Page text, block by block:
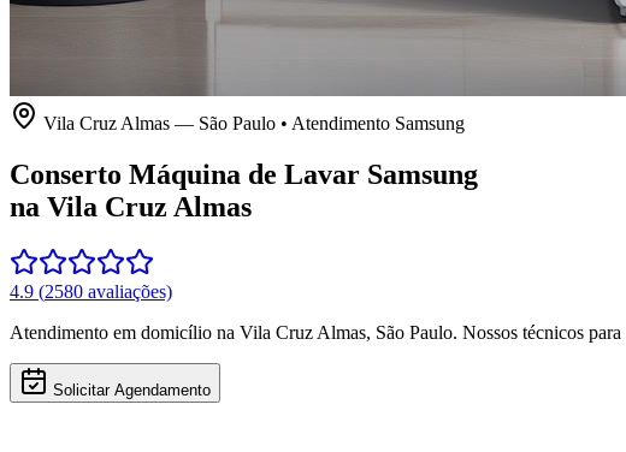
Vila Cruz Almas — São Paulo • Atendimento Samsung
Conserto Máquina de Lavar Samsung
na Vila Cruz Almas
4.9 (2580 avaliações)
Atendimento em domicílio na Vila Cruz Almas, São Paulo. Nossos técnicos para
Solicitar Agendamento